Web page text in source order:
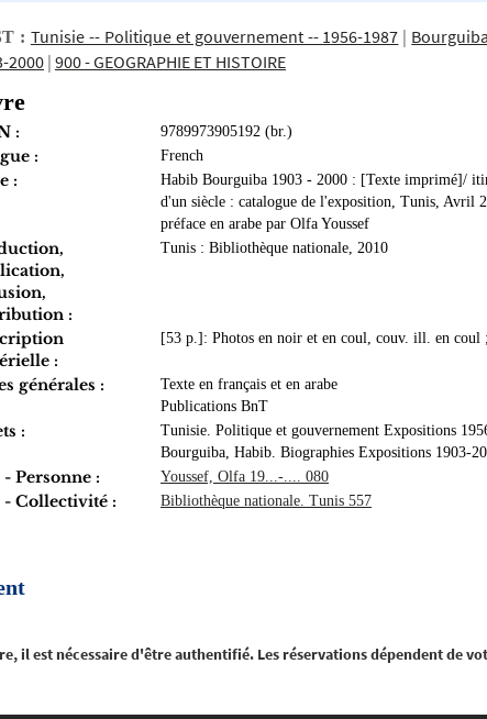
: Tunisie -- Politique et gouvernement -- 1956-1987 |
2000| 900 - GEOGRAPHIE ET HISTOIRE
: 9789973905192 (br.)
: French
:
Habib Bourguiba 1903 - 2000 : [Texte imprimé]/
d'un siècle : catalogue de l'exposition, Tunis, Avril
préface en arabe par Olfa Youssef
:
Tunis : Bibliothèque nationale, 2010
:
[53 p.]: Photos en noir et en coul, couv. ill. en
générales :
Texte en français et en arabe
Publications BnT
:
Tunisie. Politique et gouvernement Expositions
Bourguiba, Habib. Biographies Expositions 1903-
- Personne : Youssef, Olfa 19...-.... 080
- Collectivité : Bibliothèque nationale. Tunis 557
il est nécessaire d'être authentifié. Les réservations dépendent de